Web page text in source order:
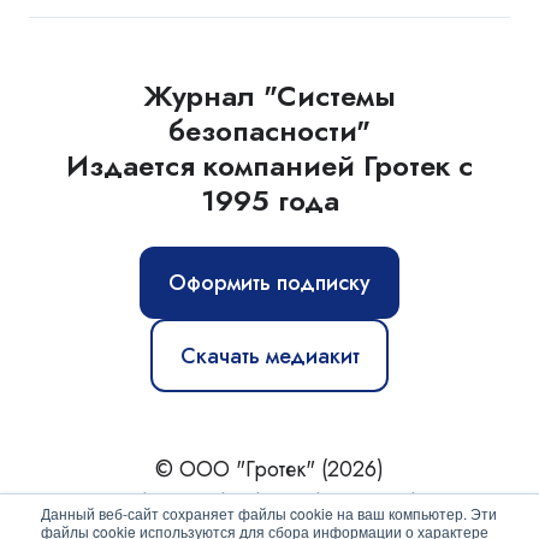
Данный веб-сайт сохраняет файлы cookie на ваш компьютер. Эти
файлы cookie используются для сбора информации о характере
Журнал "Системы
безопасности"
Издается компанией Гротек с
1995 года
Оформить подписку
Скачать медиакит
© ООО "Гротек" (2026)
Новости|Статьи|Обзоры|Журнал|О нас